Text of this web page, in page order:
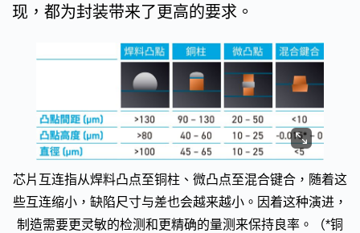
现，都为封装带来了更高的要求。
芯片互连指从焊料凸点至铜柱、微凸点至混合键合，随着这
些互连缩小，缺陷尺寸与差也会越来越小。因着这种演进，
制造需要更灵敏的检测和更精确的量测来保持良率。（*铜